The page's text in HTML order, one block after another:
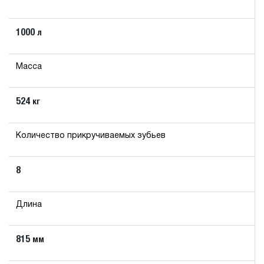
1000 л
Масса
524 кг
Количество прикручиваемых зубьев
8
Длина
815 мм